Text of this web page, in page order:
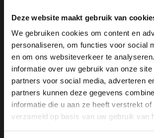
Deze website maakt gebruik van
We gebruiken cookies om content en
personaliseren, om functies voor social
en om ons websiteverkeer te
informatie over uw gebruik van onze site
partners voor social media, adverteren
partners kunnen deze gegevens
informatie die u aan ze heeft verstrekt of
verzameld op basis van uw gebruik van
team mate Lewis Hamilton 😱
Nothing between them, and Leclerc
pic.twitter.com/vmn7CbeSNU
— Formula 1 (@F1)November 30, 2024
Lap 12/19
De samenwerking tussen Norris en
WELKOM BIJ GRAND
Ben je 24 jaar of
Pas je advertentie instellingen aan en
door te gaan naar de
Advertentie